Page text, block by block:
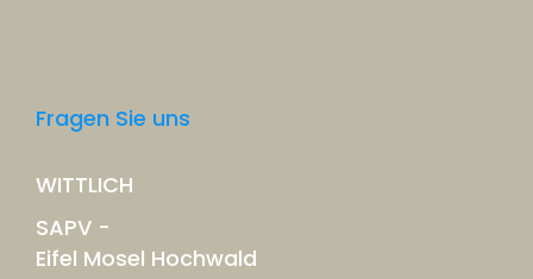
Fragen Sie uns
WITTLICH
SAPV -
Eifel Mosel Hochwald